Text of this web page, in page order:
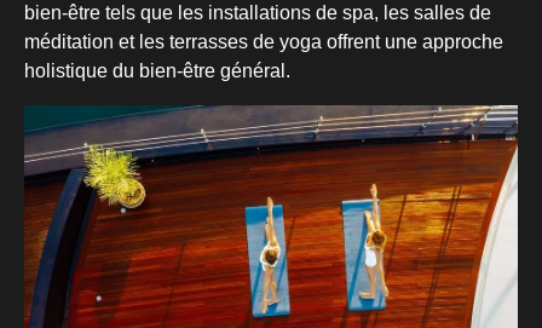
bien-être tels que les installations de spa, les salles de
méditation et les terrasses de yoga offrent une approche
holistique du bien-être général.